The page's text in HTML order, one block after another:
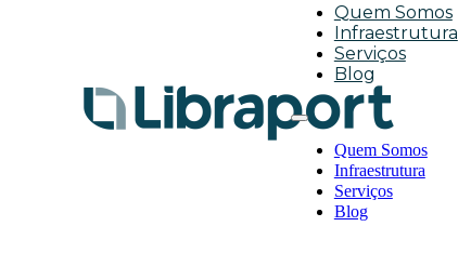
Quem Somos
Infraestrutura
Serviços
Blog
Quem Somos
Infraestrutura
Serviços
Blog